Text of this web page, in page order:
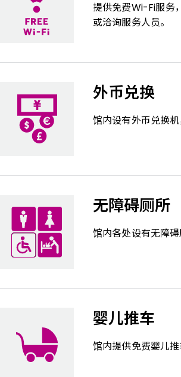
提供免费Wi-Fi服务
或洽询服务人员。
外币兑换
馆内设有外币兑换
无障碍厕所
馆内各处设有无障
婴儿推车
馆内提供免费婴儿